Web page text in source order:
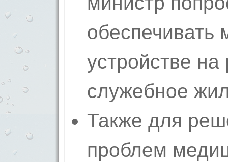
обеспечивать
устройстве на
служебное
Также для
проблем